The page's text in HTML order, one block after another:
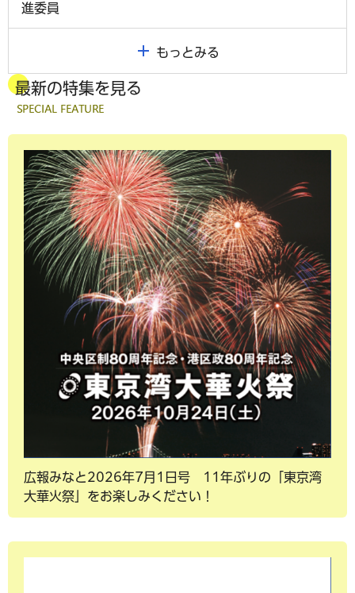
進委員
もっとみる
最新の特集を見る
広報みなと2026年7月1日号 11年ぶりの「東京湾
大華火祭」をお楽しみください！